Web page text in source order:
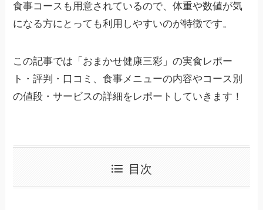
食事コースも用意されているので、体重や数値が気
になる方にとっても利用しやすいのが特徴です。
この記事では「おまかせ健康三彩」の実食レポー
ト・評判・口コミ、食事メニューの内容やコース別
の値段・サービスの詳細をレポートしていきます！
目次